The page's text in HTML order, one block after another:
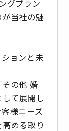
グプラン
当社の魅
ョンと未
その他 婚
て展開し
様ニーズ
める取り